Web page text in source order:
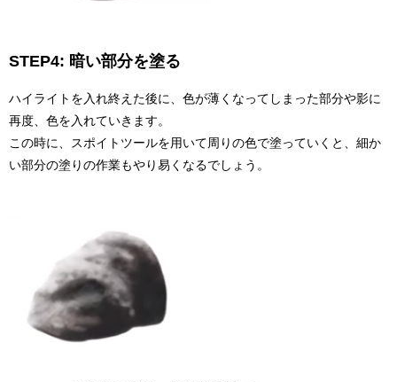
STEP4: 暗い部分を塗る
ハイライトを入れ終えた後に、色が薄くなってしまった部分や影に
再度、色を入れていきます。
この時に、スポイトツールを用いて周りの色で塗っていくと、細か
い部分の塗りの作業もやり易くなるでしょう。